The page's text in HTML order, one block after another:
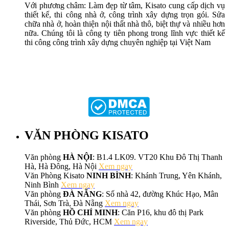
Với phương châm: Làm đẹp từ tâm, Kisato cung cấp dịch vụ
thiết kế, thi công nhà ở, công trình xây dựng trọn gói. Sửa
chữa nhà ở, hoàn thiện nội thất nhà thô, biệt thự và nhiều hơn
nữa. Chúng tôi là công ty tiên phong trong lĩnh vực thiết kế
thi công công trình xây dựng chuyên nghiệp tại Việt Nam
VĂN PHÒNG KISATO
Văn phòng HÀ NỘI: B1.4 LK09. VT20 Khu Đô Thị Thanh
Hà, Hà Đông, Hà Nội Xem ngay
Văn Phòng Kisato NINH BÌNH: Khánh Trung, Yên Khánh,
Ninh Bình Xem ngay
Văn phòng ĐÀ NẴNG: Số nhà 42, đường Khúc Hạo, Mân
Thái, Sơn Trà, Đà Nẵng Xem ngay
Văn phòng HỒ CHÍ MINH: Căn P16, khu đô thị Park
Riverside, Thủ Đức, HCM Xem ngay